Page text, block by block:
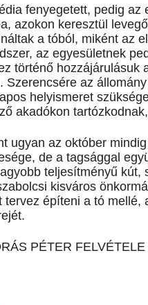
fenyegetett, pedig
azokon keresztül
a tóból, miként az
az egyesületnek
történő hozzájárulásuk
Szerencsére az
helyismeret
akadókon
ugyan az október
de a tagsággal
teljesítményű
kisváros
tervez építeni a tó
PÉTER FELVÉTELE